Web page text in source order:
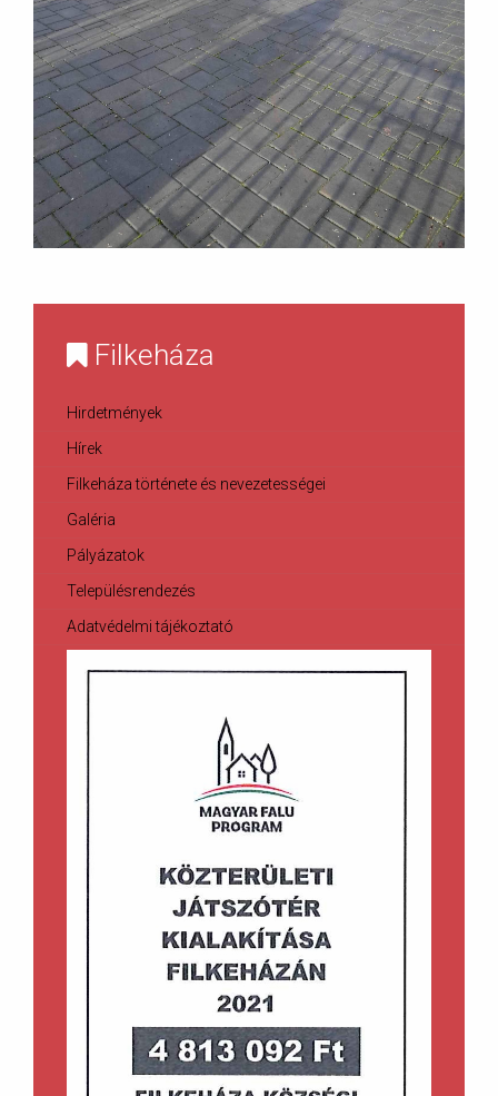
Filkeháza
Hirdetmények
Hírek
Filkeháza története és nevezetességei
Galéria
Pályázatok
Településrendezés
Adatvédelmi tájékoztató